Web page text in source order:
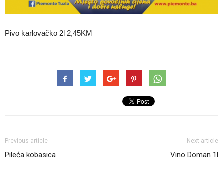
Pivo karlovačko 2l 2,45KM
Previous article
Pileća kobasica
Next article
Vino Doman 1l